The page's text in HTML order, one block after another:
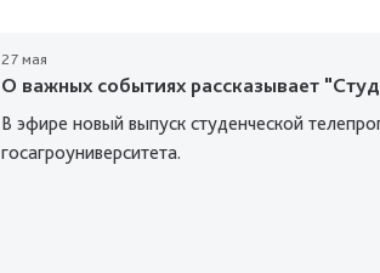
27 мая
О важных событиях рассказывает
В эфире новый выпуск студенческой
госагроуниверситета.